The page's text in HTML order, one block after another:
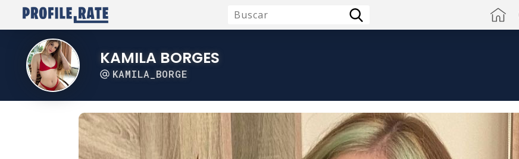
KAMILA BORGES
KAMILA_BORGE